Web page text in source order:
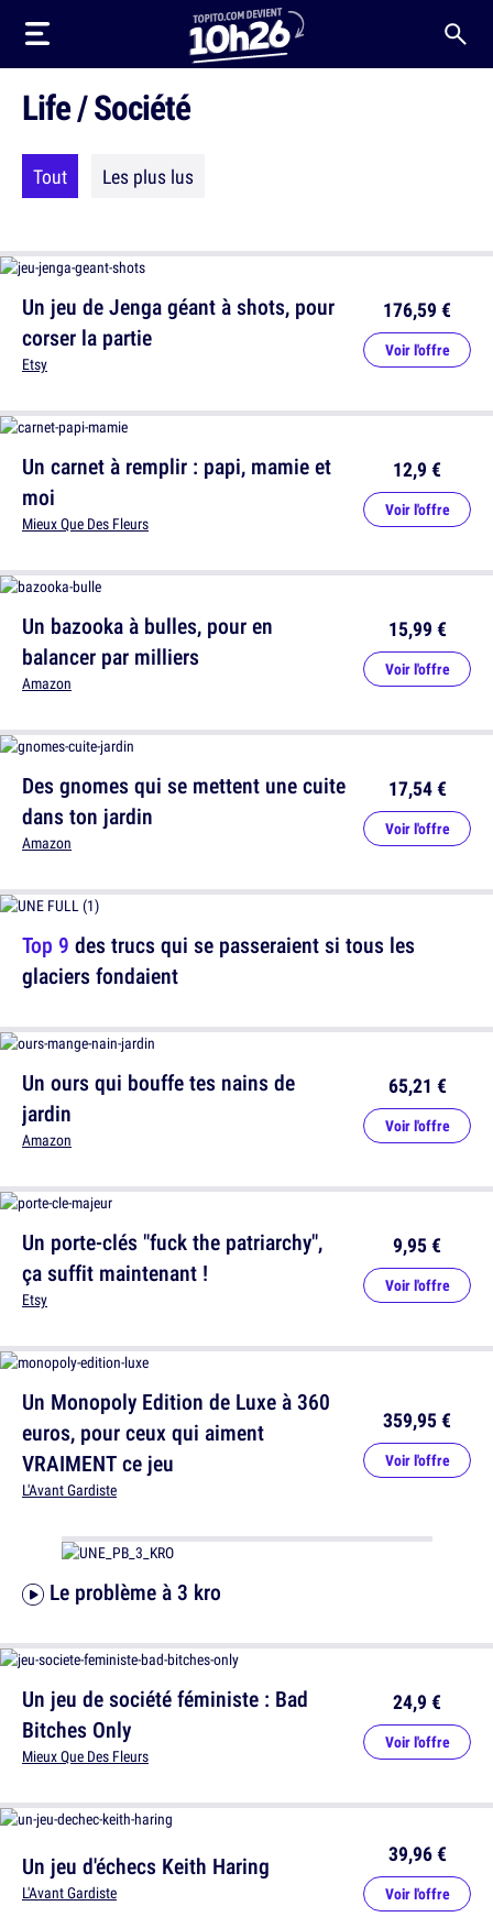
Life / Société
Tout Les plus lus
Un jeu de Jenga géant à shots, pour
corser la partie
Etsy
176,59 €
Voir l'offre
Des gnomes qui se mettent une cuite
dans ton jardin
Amazon
17,54 €
Voir l'offre
Un ours qui bouffe tes nains de
jardin
Amazon
65,21 €
Voir l'offre
Un porte-clés "fuck the patriarchy",
ça suffit maintenant !
Etsy
9,95 €
Voir l'offre
Le problème à 3 kro
Un carnet à remplir : papi, mamie et
moi
Mieux Que Des Fleurs
12,9 €
Voir l'offre
Un bazooka à bulles, pour en
balancer par milliers
Amazon
15,99 €
Voir l'offre
Top 9 des trucs qui se passeraient si tous les
glaciers fondaient
Un Monopoly Edition de Luxe à 360
euros, pour ceux qui aiment
VRAIMENT ce jeu
L'Avant Gardiste
359,95 €
Voir l'offre
Un jeu de société féministe : Bad
Bitches Only
Mieux Que Des Fleurs
24,9 €
Voir l'offre
Un jeu d'échecs Keith Haring
L'Avant Gardiste
39,96 €
Voir l'offre